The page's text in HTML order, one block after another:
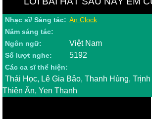
Nhạc sĩ/ Sáng tác: An Clock
Năm sáng tác:
Ngôn ngữ:
Việt Nam
Số lượt nghe: 5192
Các ca sĩ thể hiện:
Thái Học, Lê Gia Bảo, Thanh Hùng, Trịnh
Thiên Ân, Yen Thanh